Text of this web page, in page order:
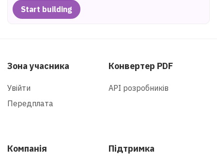
Start building
Зона учасника
Увійти
Передплата
Конвертер PDF
API розробників
Компанія Підтримка